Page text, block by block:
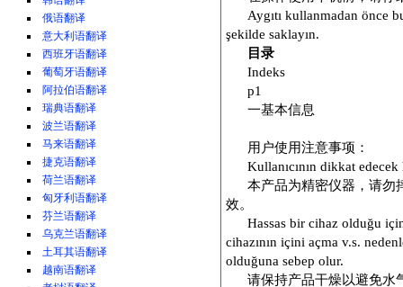
俄语翻译
意大利语翻译
西班牙语翻译
葡萄牙语翻译
阿拉伯语翻译
瑞典语翻译
波兰语翻译
马来语翻译
捷克语翻译
荷兰语翻译
匈牙利语翻译
芬兰语翻译
乌克兰语翻译
土耳其语翻译
越南语翻译
Aygıtı kullanmadan önce
şekilde saklayın.
目录
Indeks
p1
一基本信息
用户使用注意事项：
Kullanıcının dikkat edecek
本产品为精密仪器，请勿
效。
Hassas bir cihaz olduğu
cihazının içini açma v.s.
olduğuna sebep olur.
请保持产品干燥以避免水